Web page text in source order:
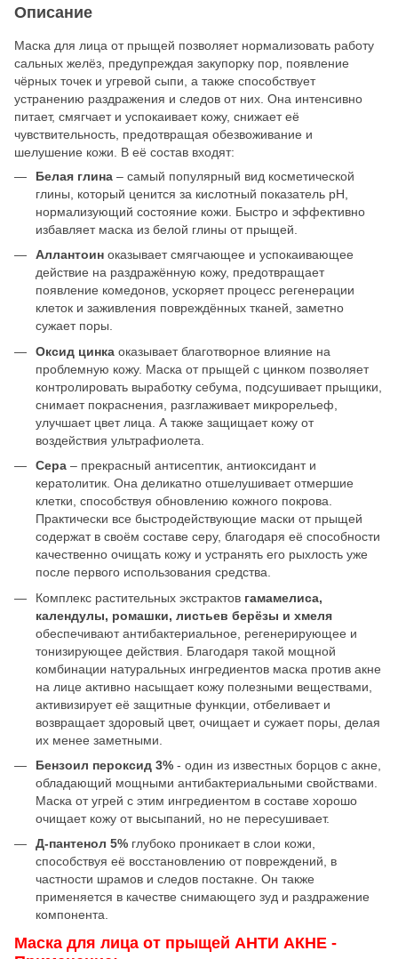
Описание
Маска для лица от прыщей позволяет нормализовать работу
сальных желёз, предупреждая закупорку пор, появление
чёрных точек и угревой сыпи, а также способствует
устранению раздражения и следов от них. Она интенсивно
питает, смягчает и успокаивает кожу, снижает её
чувствительность, предотвращая обезвоживание и
шелушение кожи. В её состав входят:
Белая глина – самый популярный вид косметической
глины, который ценится за кислотный показатель pH,
нормализующий состояние кожи. Быстро и эффективно
избавляет маска из белой глины от прыщей.
Аллантоин оказывает смягчающее и успокаивающее
действие на раздражённую кожу, предотвращает
появление комедонов, ускоряет процесс регенерации
клеток и заживления повреждённых тканей, заметно
сужает поры.
Оксид цинка оказывает благотворное влияние на
проблемную кожу. Маска от прыщей с цинком позволяет
контролировать выработку себума, подсушивает прыщики,
снимает покраснения, разглаживает микрорельеф,
улучшает цвет лица. А также защищает кожу от
воздействия ультрафиолета.
Сера – прекрасный антисептик, антиоксидант и
кератолитик. Она деликатно отшелушивает отмершие
клетки, способствуя обновлению кожного покрова.
Практически все быстродействующие маски от прыщей
содержат в своём составе серу, благодаря её способности
качественно очищать кожу и устранять его рыхлость уже
после первого использования средства.
Комплекс растительных экстрактов гамамелиса,
календулы, ромашки, листьев берёзы и хмеля
обеспечивают антибактериальное, регенерирующее и
тонизирующее действия. Благодаря такой мощной
комбинации натуральных ингредиентов маска против акне
на лице активно насыщает кожу полезными веществами,
активизирует её защитные функции, отбеливает и
возвращает здоровый цвет, очищает и сужает поры, делая
их менее заметными.
Бензоил пероксид 3% - один из известных борцов с акне,
обладающий мощными антибактериальными свойствами.
Маска от угрей с этим ингредиентом в составе хорошо
очищает кожу от высыпаний, но не пересушивает.
Д-пантенол 5% глубоко проникает в слои кожи,
способствуя её восстановлению от повреждений, в
частности шрамов и следов постакне. Он также
применяется в качестве снимающего зуд и раздражение
компонента.
Маска для лица от прыщей АНТИ АКНЕ -